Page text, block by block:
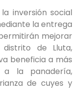
inversión social
la entrega
mejorar
de Lluta,
beneficia a más
a la panadería,
de cuyes y